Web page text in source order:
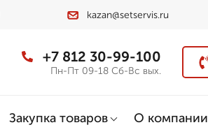
kazan@setservis.ru
+7 812 30-99-100
Пн-Пт 09-18 Сб-Вс вых.
Закупка товаров О компании